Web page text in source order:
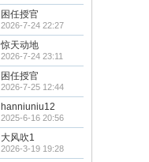
困任授官
2026-7-24 22:27
惊天动地
2026-7-24 23:11
困任授官
2026-7-25 12:44
hanniuniu12
2025-6-16 20:56
大风吹1
2026-3-19 19:28